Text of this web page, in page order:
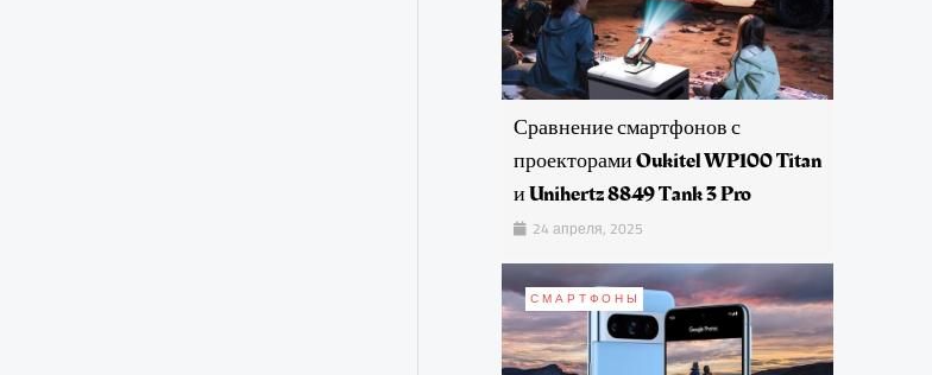
Сравнение смартфонов с
проекторами Oukitel WP100 Titan
и Unihertz 8849 Tank 3 Pro
24 апреля, 2025
СМАРТФОНЫ